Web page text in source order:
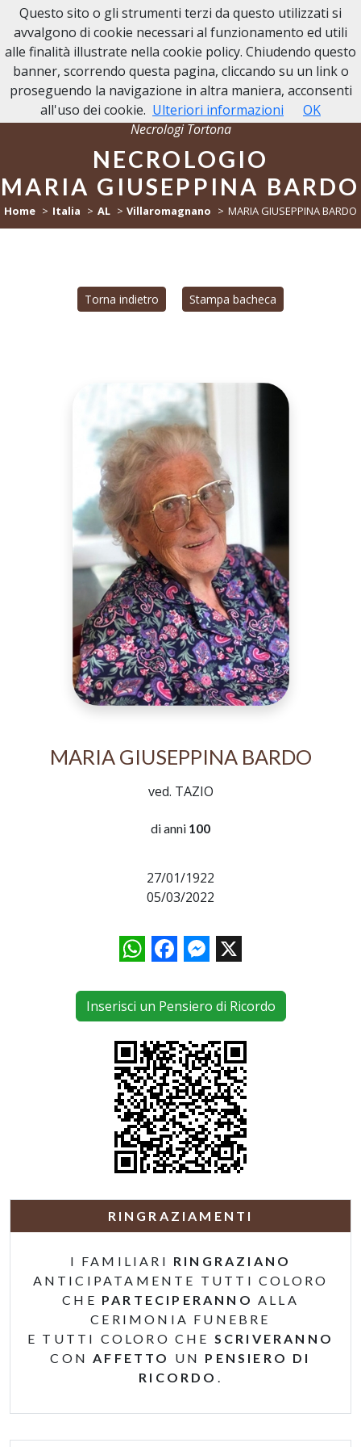
NECROLOGI TORTONA
Necrologi Tortona
NECROLOGIO
MARIA GIUSEPPINA BARDO
Home Italia AL Villaromagnano MARIA GIUSEPPINA BARDO
Torna indietro Stampa bacheca
MARIA GIUSEPPINA BARDO
ved. TAZIO
di anni 100
27/01/1922
05/03/2022
WhatsAppFacebookMessenger
X
Inserisci un Pensiero di Ricordo
RINGRAZIAMENTI
I FAMILIARI RINGRAZIANO
ANTICIPATAMENTE TUTTI COLORO
CHE PARTECIPERANNO ALLA
CERIMONIA FUNEBRE
E TUTTI COLORO CHE SCRIVERANNO
CONAFFETTO UN PENSIERO DI
RICORDO .
Questo sito o gli strumenti terzi da questo utilizzati si
avvalgono di cookie necessari al funzionamento ed utili
alle finalità illustrate nella cookie policy. Chiudendo questo
banner, scorrendo questa pagina, cliccando su un link o
proseguendo la navigazione in altra maniera, acconsenti
all'uso dei cookie. Ulteriori informazioni OK